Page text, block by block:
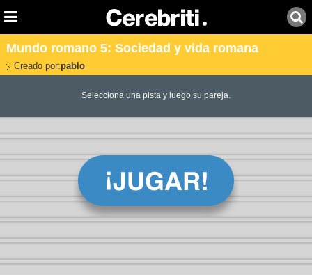
Mundo romano 5: Sociedad y vida romana
Creado por:pablo
Selecciona una pista y luego su pareja.